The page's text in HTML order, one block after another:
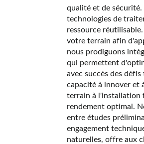
qualité et de
technologies de
ressource
votre terrain afin
nous prodiguons
qui permettent
avec succès des
capacité à innover et
terrain à l'installation
rendement optimal.
entre études
engagement
naturelles, offre aux